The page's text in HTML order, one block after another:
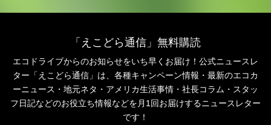
「えこどら通信」無料購読
エコドライブからのお知らせをいち早くお届け！公式ニュースレ
ター「えこどら通信」は、 各種キャンペーン情報・最新のエコカ
ーニュース・地元ネタ・アメリカ生活事情・社長コラム・ スタッ
フ日記などのお役立ち情報などを月1回お届けするニュースレター
です！